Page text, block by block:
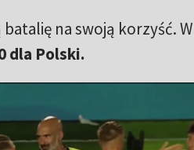
na swoją korzyść. W
dla Polski.